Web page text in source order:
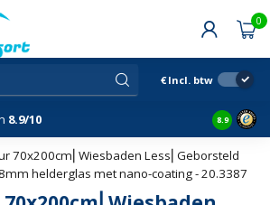
0
€ Incl. btw
8.9/10 8.9
70x200cm⎢Wiesbaden Less⎢Geborsteld
helderglas met nano-coating - 20.3387